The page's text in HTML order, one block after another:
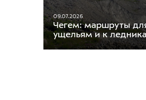
09.07.2026
Чегем: маршруты
ущельям и к